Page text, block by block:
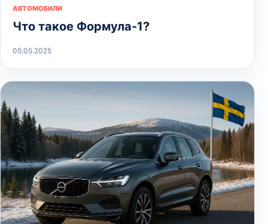
АВТОМОБИЛИ
Что такое Формула-1?
05.05.2025